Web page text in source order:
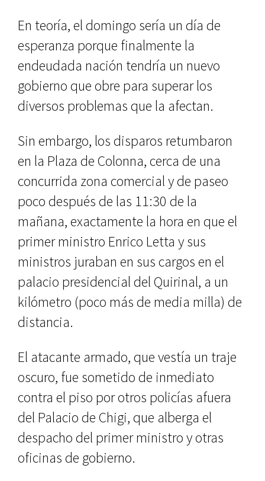
En teoría, el domingo sería un día de
esperanza porque finalmente la
endeudada nación tendría un nuevo
gobierno que obre para superar los
diversos problemas que la afectan.
Sin embargo, los disparos retumbaron
en la Plaza de Colonna, cerca de una
concurrida zona comercial y de paseo
poco después de las 11:30 de la
mañana, exactamente la hora en que el
primer ministro Enrico Letta y sus
ministros juraban en sus cargos en el
palacio presidencial del Quirinal, a un
kilómetro (poco más de media milla) de
distancia.
El atacante armado, que vestía un traje
oscuro, fue sometido de inmediato
contra el piso por otros policías afuera
del Palacio de Chigi, que alberga el
despacho del primer ministro y otras
oficinas de gobierno.